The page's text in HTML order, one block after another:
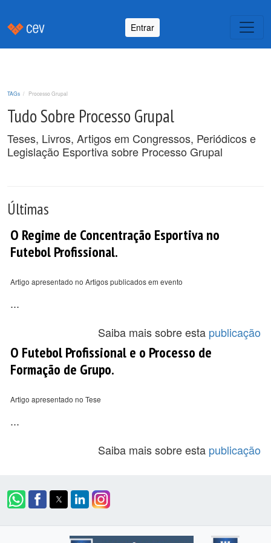
Entrar
TAGs Processo Grupal
Tudo Sobre Processo Grupal
Teses, Livros, Artigos em Congressos, Periódicos e
Legislação Esportiva sobre Processo Grupal
Últimas
O Regime de Concentração Esportiva no
Futebol Profissional.
Artigo apresentado no Artigos publicados em evento
...
Saiba mais sobre esta publicação
O Futebol Profissional e o Processo de
Formação de Grupo.
Artigo apresentado no Tese
...
Saiba mais sobre esta publicação